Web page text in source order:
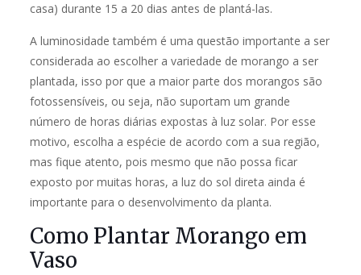
casa) durante 15 a 20 dias antes de plantá-las.
A luminosidade também é uma questão importante a ser
considerada ao escolher a variedade de morango a ser
plantada, isso por que a maior parte dos morangos são
fotossensíveis, ou seja, não suportam um grande
número de horas diárias expostas à luz solar. Por esse
motivo, escolha a espécie de acordo com a sua região,
mas fique atento, pois mesmo que não possa ficar
exposto por muitas horas, a luz do sol direta ainda é
importante para o desenvolvimento da planta.
Como Plantar Morango em
Vaso